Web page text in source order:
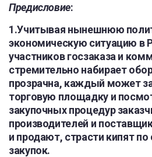
Предисловие:
1.Учитывая нынешнюю
экономическую ситуацию в
участников госзаказа и
стремительно набирает
прозрачна, каждый может
торговую площадку и
закупочных процедур
производителей и
и продают, страсти кипят
закупок.